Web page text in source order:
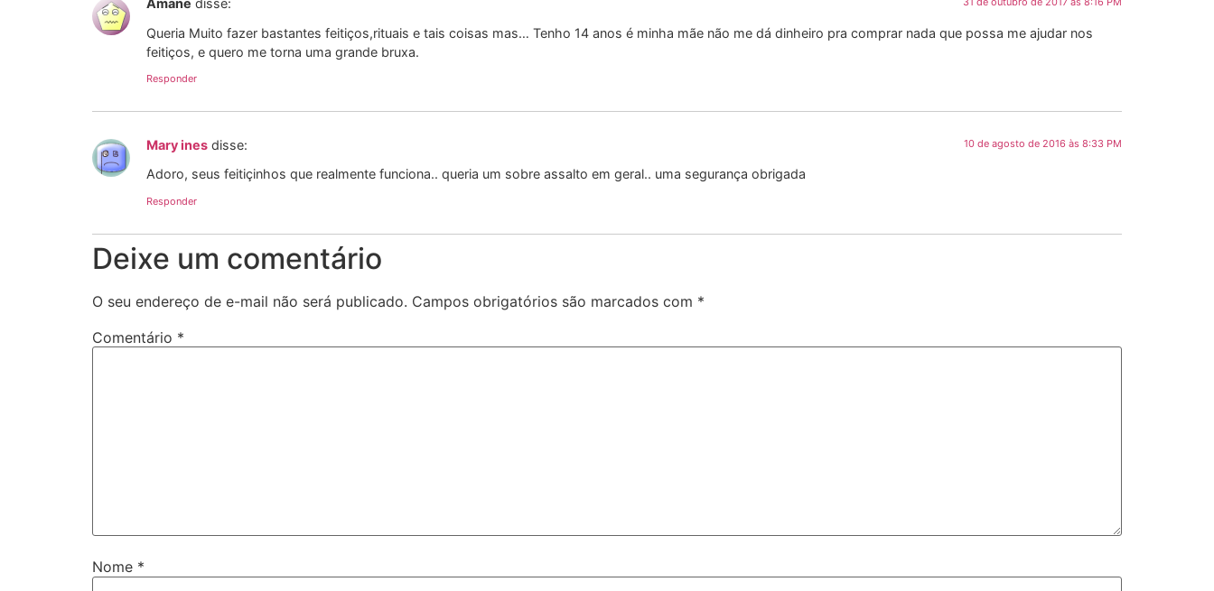
Amane disse:
Queria Muito fazer bastantes feitiços,rituais e tais coisas mas… Tenho 14 anos é minha mãe não me dá dinheiro pra comprar nada que possa me ajudar nos
feitiços, e quero me torna uma grande bruxa.
Responder
Mary ines disse: 10 de agosto de 2016 às 8:33 PM
Adoro, seus feitiçinhos que realmente funciona.. queria um sobre assalto em geral.. uma segurança obrigada
Responder
Deixe um comentário
O seu endereço de e-mail não será publicado. Campos obrigatórios são marcados com *
Comentário *
Nome *